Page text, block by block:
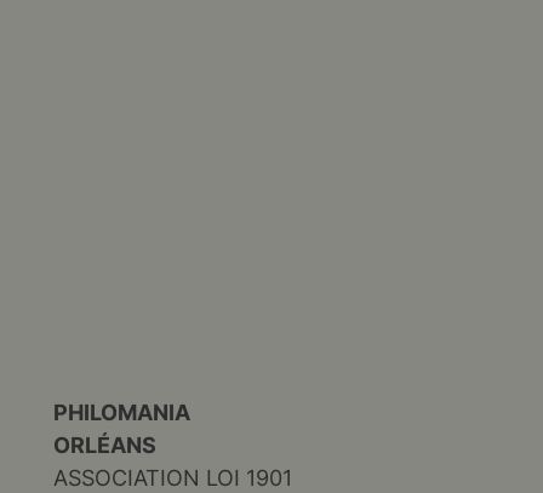
PHILOMANIA
ORLÉANS
ASSOCIATION LOI 1901